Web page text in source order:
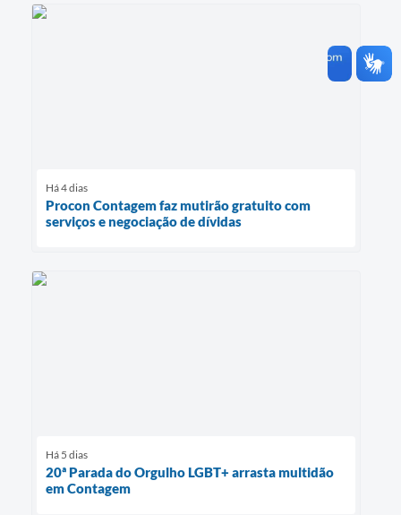
Há 4 dias
Procon Contagem faz mutirão gratuito com
serviços e negociação de dívidas
Há 5 dias
20ª Parada do Orgulho LGBT+ arrasta multidão
em Contagem